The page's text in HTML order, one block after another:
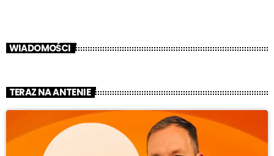
WIADOMOŚCI
TERAZ NA ANTENIE